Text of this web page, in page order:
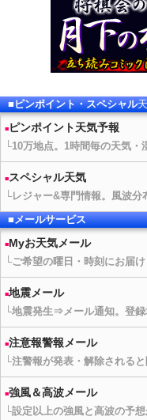
■ピンポイント・スペシャル
ピンポイント天気予報
└10万地点。1時間毎の天気 ・
スペシャル天気
└レジャー&専門情報。風波
■メールサービス
Myお天気メール
└ご希望の曜日・時刻にお届け
地震メール
└地震発生⇒メール通知。登
注意報警報メール
└注警報が発表・解除される
強風＆高波メール
└設定以上の強風と高波の予